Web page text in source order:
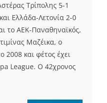
Τρίπολης 5-1
Ελλάδα-Λετονία 2-0
το ΑΕΚ-Παναθηναϊκός,
Μαζέικα, ο
2008 και φέτος έχει
League. O 42χρονος